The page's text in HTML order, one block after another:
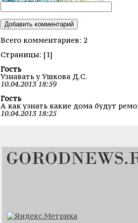
Всего комментариев: 2
Cтраницы: [1]
Гость
Узнавать у Ушкова Д.С.
10.04.2013 18:59
Гость
А как узнать какие дома будут
10.04.2013 18:25